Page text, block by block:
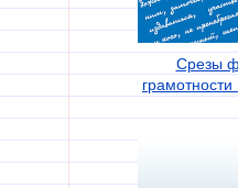
Срезы